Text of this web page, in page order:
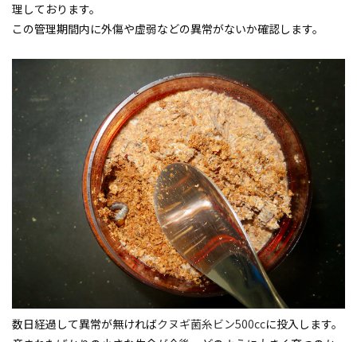
理しております。
この管理期間内に外傷や虚弱などの異常がないか確認します。
数日経過して異常が無ければクヌギ菌糸ビン500ccに投入します。